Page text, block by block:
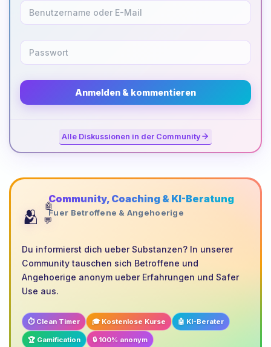
Anmelden & kommentieren
Alle Diskussionen in der Community
🫂 💬
🤖
Community, Coaching & KI-Beratung
Fuer Betroffene & Angehoerige
Du informierst dich ueber Substanzen? In unserer
Community tauschen sich Betroffene und
Angehoerige anonym ueber Erfahrungen und Safer
Use aus.
⏱️ Clean Timer 🎓 Kostenlose Kurse 🤖 KI-Berater
🏆 Gamification 🔒 100% anonym